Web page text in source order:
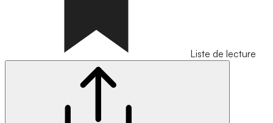
Liste de lecture